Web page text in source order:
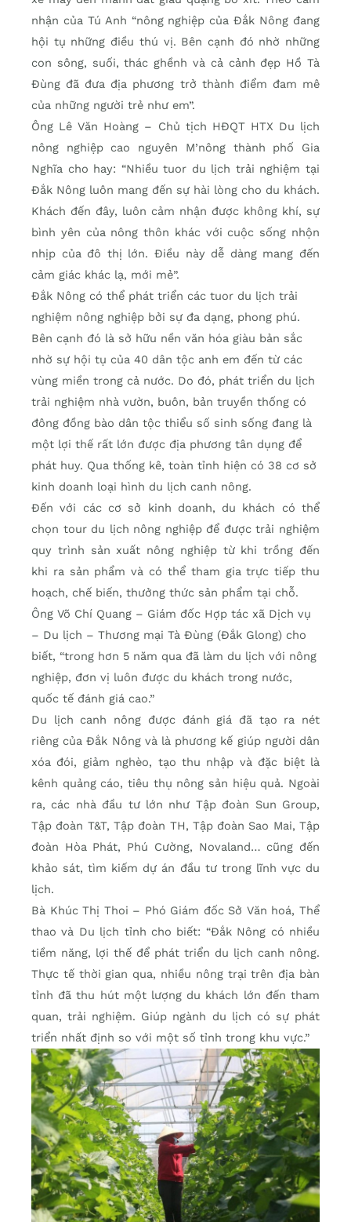
nhận của Tú Anh “nông nghiệp của Đắk Nông đang
hội tụ những điều thú vị. Bên cạnh đó nhờ những
con sông, suối, thác ghềnh và cả cảnh đẹp Hồ Tà
Đùng đã đưa địa phương trở thành điểm đam mê
của những người trẻ như em”.
Ông Lê Văn Hoàng – Chủ tịch HĐQT HTX Du lịch
nông nghiệp cao nguyên M’nông thành phố Gia
Nghĩa cho hay: “Nhiều tuor du lịch trải nghiệm tại
Đắk Nông luôn mang đến sự hài lòng cho du khách.
Khách đến đây, luôn cảm nhận được không khí, sự
bình yên của nông thôn khác với cuộc sống nhộn
nhịp của đô thị lớn. Điều này dễ dàng mang đến
cảm giác khác lạ, mới mẻ”.
Đắk Nông có thể phát triển các tuor du lịch trải
nghiệm nông nghiệp bởi sự đa dạng, phong phú.
Bên cạnh đó là sở hữu nền văn hóa giàu bản sắc
nhờ sự hội tụ của 40 dân tộc anh em đến từ các
vùng miền trong cả nước. Do đó, phát triển du lịch
trải nghiệm nhà vườn, buôn, bản truyền thống có
đông đồng bào dân tộc thiểu số sinh sống đang là
một lợi thế rất lớn được địa phương tân dụng để
phát huy. Qua thống kê, toàn tỉnh hiện có 38 cơ sở
kinh doanh loại hình du lịch canh nông.
Đến với các cơ sở kinh doanh, du khách có thể
chọn tour du lịch nông nghiệp để được trải nghiệm
quy trình sản xuất nông nghiệp từ khi trồng đến
khi ra sản phẩm và có thể tham gia trực tiếp thu
hoạch, chế biến, thưởng thức sản phẩm tại chỗ.
Ông Võ Chí Quang – Giám đốc Hợp tác xã Dịch vụ
– Du lịch – Thương mại Tà Đùng (Đắk Glong) cho
biết, “trong hơn 5 năm qua đã làm du lịch với nông
nghiệp, đơn vị luôn được du khách trong nước,
quốc tế đánh giá cao.”
Du lịch canh nông được đánh giá đã tạo ra nét
riêng của Đắk Nông và là phương kế giúp người dân
xóa đói, giảm nghèo, tạo thu nhập và đặc biệt là
kênh quảng cáo, tiêu thụ nông sản hiệu quả. Ngoài
ra, các nhà đầu tư lớn như Tập đoàn Sun Group,
Tập đoàn T&T, Tập đoàn TH, Tập đoàn Sao Mai, Tập
đoàn Hòa Phát, Phú Cường, Novaland… cũng đến
khảo sát, tìm kiếm dự án đầu tư trong lĩnh vực du
lịch.
Bà Khúc Thị Thoi – Phó Giám đốc Sở Văn hoá, Thể
thao và Du lịch tỉnh cho biết: “Đắk Nông có nhiều
tiềm năng, lợi thế để phát triển du lịch canh nông.
Thực tế thời gian qua, nhiều nông trại trên địa bàn
tỉnh đã thu hút một lượng du khách lớn đến tham
quan, trải nghiệm. Giúp ngành du lịch có sự phát
triển nhất định so với một số tỉnh trong khu vực.”